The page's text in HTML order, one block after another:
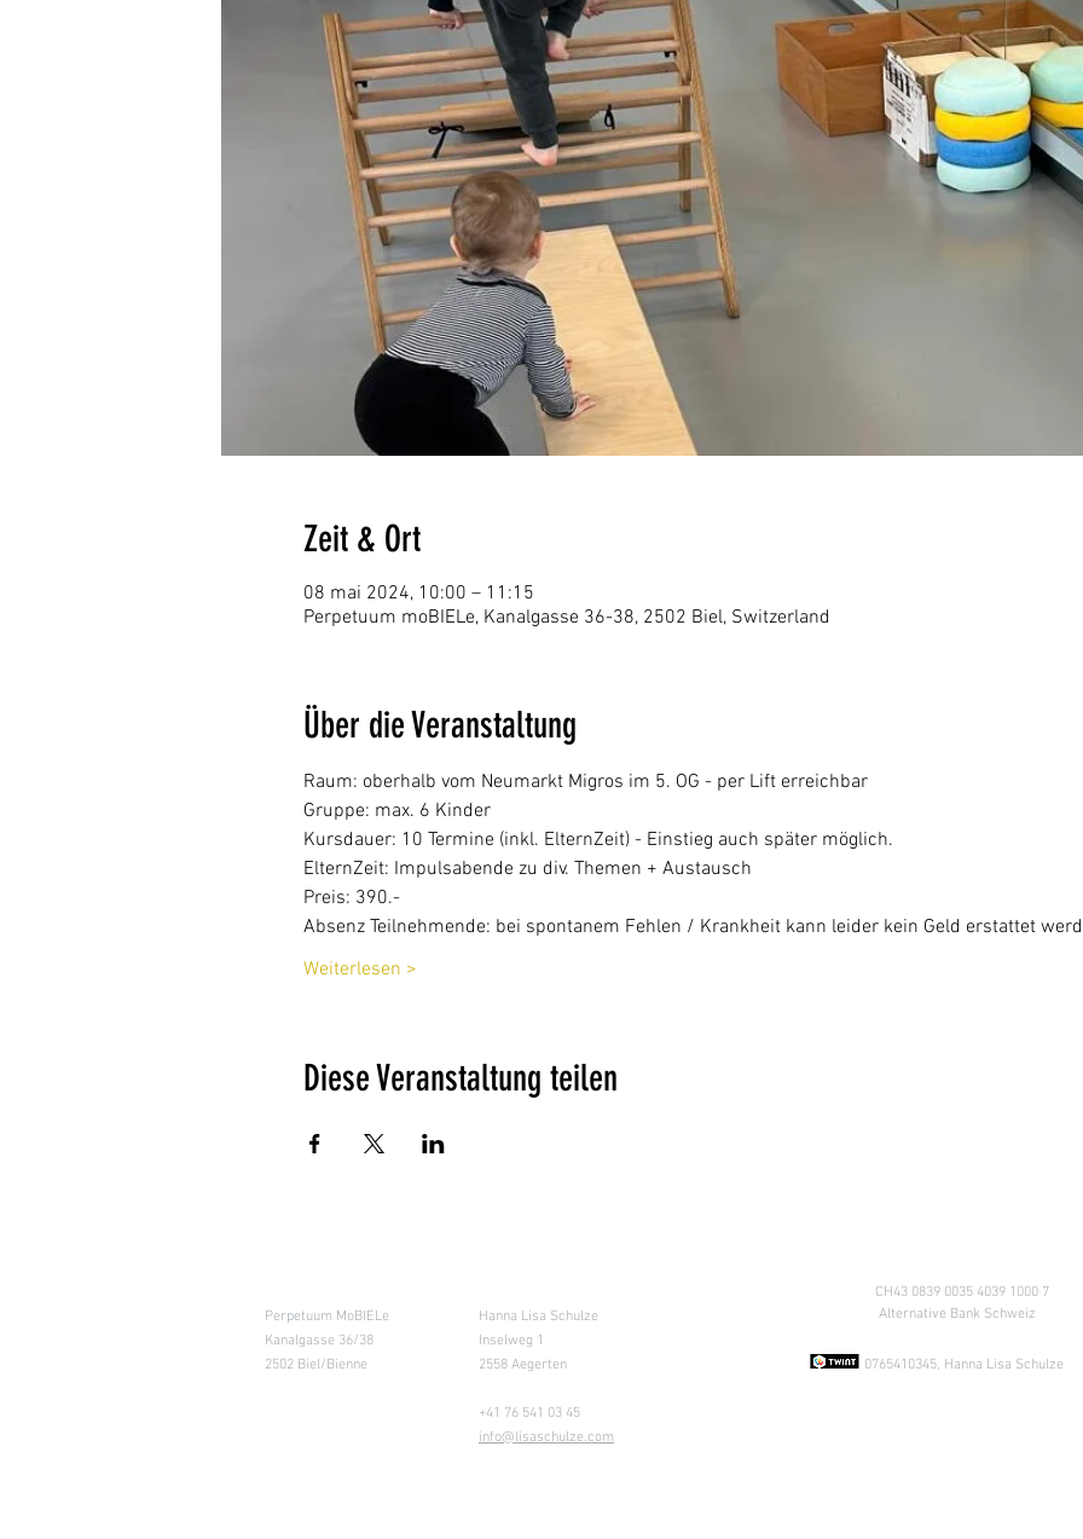
Zeit & Ort
08 mai 2024, 10:00 – 11:15
Perpetuum moBIELe, Kanalgasse 36-38, 2502 Biel, Switzerland
Über die Veranstaltung
Raum: oberhalb vom Neumarkt Migros im 5. OG - per Lift erreichbar
Gruppe: max. 6 Kinder
Kursdauer: 10 Termine (inkl. ElternZeit) - Einstieg auch später möglich.
ElternZeit: Impulsabende zu div. Themen + Austausch
Preis: 390.-
Absenz Teilnehmende: bei spontanem Fehlen / Krankheit kann leider kein Geld erstattet
Weiterlesen >
Diese Veranstaltung teilen
Perpetuum MoBIELe
Kanalgasse 36/38
2502 Biel/Bienne
Hanna Lisa Schulze
Inselweg 1
2558 Aegerten
+41 76 541 03 45
info@lisaschulze.com
CH43 0839 0035 4039 1000
Alternative Bank Schweiz
0765410345, Hanna Lisa Schulze